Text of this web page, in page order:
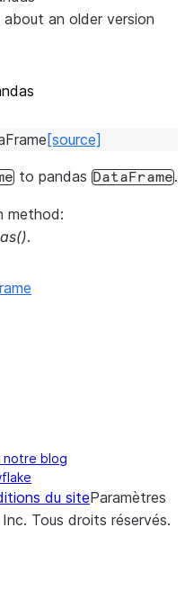
an older version
[source]
to pandas DataFrame.
method:
.
notre blog
du siteParamètres
Tous droits réservés.